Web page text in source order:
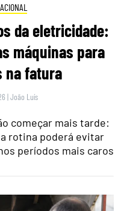
da eletricidade:
máquinas para
na fatura
|João Luís
começar mais tarde:
rotina poderá evitar
períodos mais caros